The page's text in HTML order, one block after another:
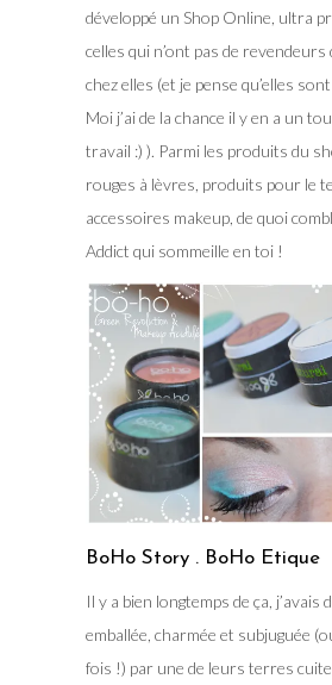
développé un Shop Online, ultra
celles qui n’ont pas de revendeurs
chez elles (et je pense qu’elles
Moi j’ai de la chance il y en a un
travail :) ). Parmi les produits du
rouges à lèvres, produits pour le
accessoires makeup, de quoi
Addict qui sommeille en toi !
BoHo Story . BoHo Etique
Il y a bien longtemps de ça, j’avais
emballée, charmée et subjuguée
fois !) par une de leurs terres